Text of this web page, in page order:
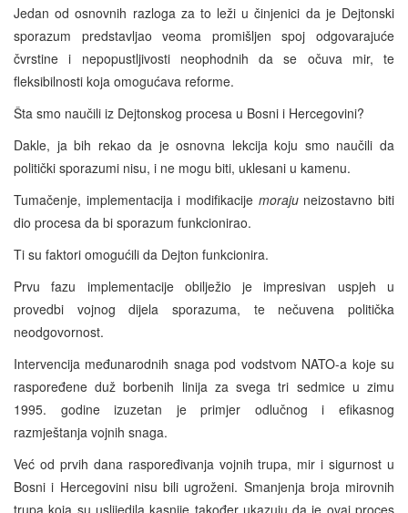
Jedan od osnovnih razloga za to leži u činjenici da je Dejtonski
sporazum predstavljao veoma promišljen spoj odgovarajuće
čvrstine i nepopustljivosti neophodnih da se očuva mir, te
fleksibilnosti koja omogućava reforme.
Šta smo naučili iz Dejtonskog procesa u Bosni i Hercegovini?
Dakle, ja bih rekao da je osnovna lekcija koju smo naučili da
politički sporazumi nisu, i ne mogu biti, uklesani u kamenu.
Tumačenje, implementacija i modifikacije morajuneizostavno biti
dio procesa da bi sporazum funkcionirao.
Ti su faktori omogućili da Dejton funkcionira.
Prvu fazu implementacije obilježio je impresivan uspjeh u
provedbi vojnog dijela sporazuma, te nečuvena politička
neodgovornost.
Intervencija međunarodnih snaga pod vodstvom NATO-a koje su
raspoređene duž borbenih linija za svega tri sedmice u zimu
1995. godine izuzetan je primjer odlučnog i efikasnog
razmještanja vojnih snaga.
Već od prvih dana raspoređivanja vojnih trupa, mir i sigurnost u
Bosni i Hercegovini nisu bili ugroženi. Smanjenja broja mirovnih
trupa koja su uslijedila kasnije također ukazuju da je ovaj proces